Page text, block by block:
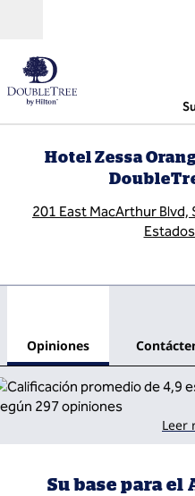
Hotel Zessa
201 East MacArthur Blvd,
Opiniones
Leer
Su base para el